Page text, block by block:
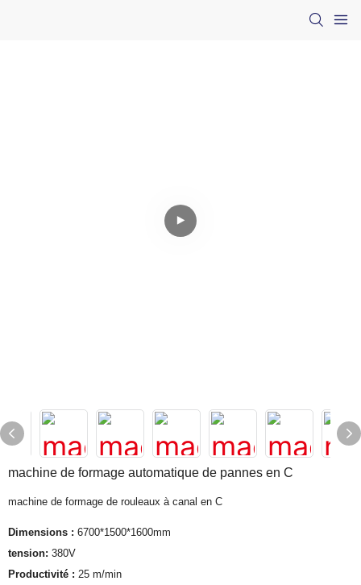
machine de formage automatique de pannes en C
machine de formage de rouleaux à canal en C
Dimensions : 6700*1500*1600mm
tension: 380V
Productivité : 25 m/min